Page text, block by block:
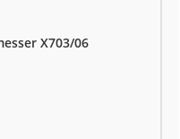
X703/06